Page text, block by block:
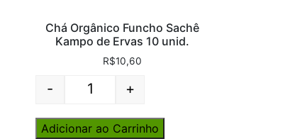
Chá Orgânico Funcho Sachê
Kampo de Ervas 10 unid.
R$10,60
Quantity
- +
Adicionar ao Carrinho